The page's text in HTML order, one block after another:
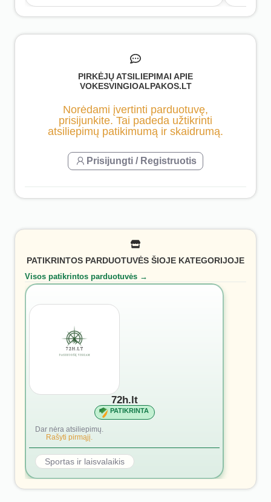
PIRKĖJŲ ATSILIEPIMAI APIE
VOKESVINGIOALPAKOS.LT
Norėdami įvertinti parduotuvę,
prisijunkite. Tai padeda užtikrinti
atsiliepimų patikimumą ir skaidrumą.
Prisijungti / Registruotis
PATIKRINTOS PARDUOTUVĖS ŠIOJE KATEGORIJOJE
Visos patikrintos parduotuvės →
72h.lt
PATIKRINTA
Dar nėra atsiliepimų.
Rašyti pirmąjį.
Sportas ir laisvalaikis